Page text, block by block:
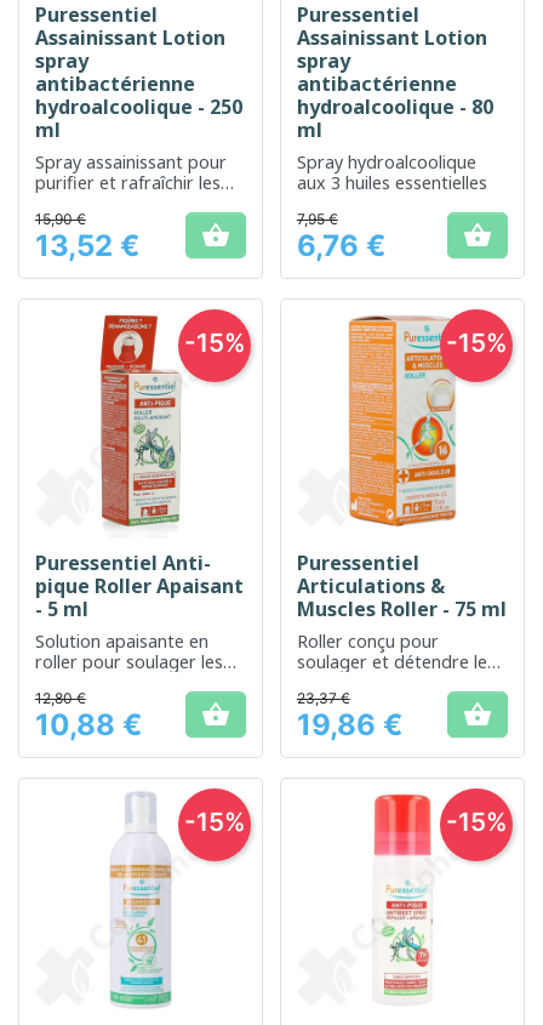
Puressentiel
Assainissant Lotion
spray
antibactérienne
hydroalcoolique - 250
ml
Spray assainissant pour
purifier et rafraîchir les
Prix
15,90 €
13,52 € 
Puressentiel
Assainissant Lotion
spray
antibactérienne
hydroalcoolique - 80
ml
Spray hydroalcoolique
aux 3 huiles essentielles
Prix
7,95 €
6,76 € 
Puressentiel Anti-
pique Roller Apaisant
- 5 ml
Solution apaisante en
roller pour soulager les
piqûres d'insectes
Prix
12,80 €
10,88 € 
-15%
Puressentiel
Articulations &
Muscles Roller - 75 ml
Roller conçu pour
soulager et détendre les
Prix
23,37 €
19,86 € 
-15%
-15% -15%